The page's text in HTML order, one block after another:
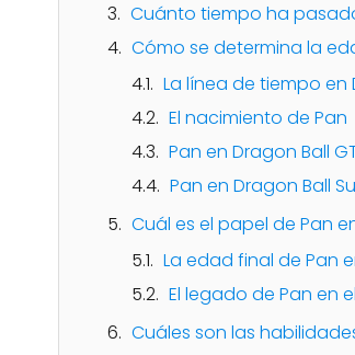
Cuánto tiempo ha
Cómo se determina la
La línea de tiempo en
El nacimiento de Pan
Pan en Dragon Ball
Pan en Dragon Ball
Cuál es el papel de Pan
La edad final de Pan
El legado de Pan en
Cuáles son las